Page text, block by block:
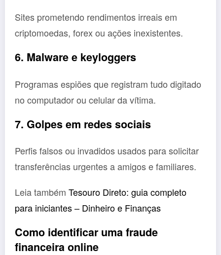
Sites prometendo rendimentos irreais em
criptomoedas, forex ou ações inexistentes.
6. Malware e keyloggers
Programas espiões que registram tudo digitado
no computador ou celular da vítima.
7. Golpes em redes sociais
Perfis falsos ou invadidos usados para solicitar
transferências urgentes a amigos e familiares.
Leia também Tesouro Direto: guia completo
para iniciantes – Dinheiro e Finanças
Como identificar uma fraude
financeira online